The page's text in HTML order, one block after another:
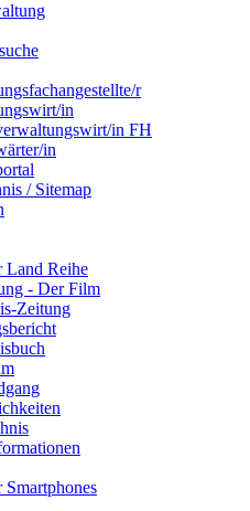
r
in
in FH
in
/ Sitemap
Land Reihe
- Der Film
Zeitung